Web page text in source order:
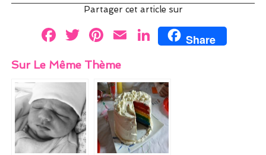
Partager cet article sur
F
a
ce
o
o
k
T
w
itt
er
Pi
er
es
t
E
l
Li
e
dI
n
Share
Sur Le Même Thème